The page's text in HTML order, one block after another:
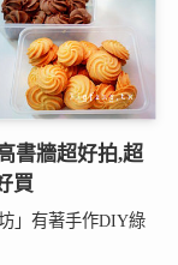
書牆超好拍,超
買
」有著手作DIY綠